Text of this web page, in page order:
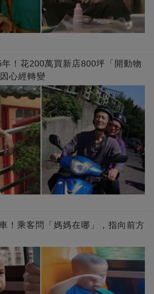
！花200萬買新店800坪「開動物
心經轉變
！乘客問「媽媽在哪」，指向前方